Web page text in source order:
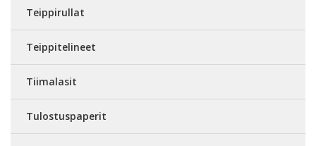
Teippirullat
Teippitelineet
Tiimalasit
Tulostuspaperit